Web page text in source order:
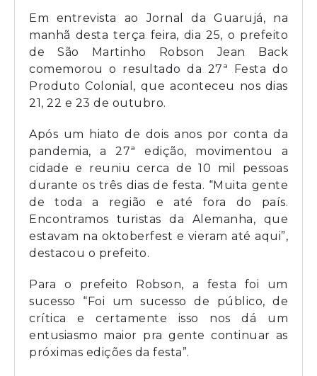
Em entrevista ao Jornal da Guarujá, na
manhã desta terça feira, dia 25, o prefeito
de São Martinho Robson Jean Back
comemorou o resultado da 27ª Festa do
Produto Colonial, que aconteceu nos dias
21, 22 e 23 de outubro.
Após um hiato de dois anos por conta da
pandemia, a 27ª edição, movimentou a
cidade e reuniu cerca de 10 mil pessoas
durante os três dias de festa. “Muita gente
de toda a região e até fora do país.
Encontramos turistas da Alemanha, que
estavam na oktoberfest e vieram até aqui”,
destacou o prefeito.
Para o prefeito Robson, a festa foi um
sucesso “Foi um sucesso de público, de
crítica e certamente isso nos dá um
entusiasmo maior pra gente continuar as
próximas edições da festa”.